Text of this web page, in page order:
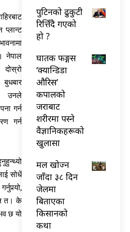
प्लान्ट
नेपाल
उनले
गर्न
गर्न
सोधें
त। के
छ यो
पुटिनको ढुकुटी
रित्तिँदै गएको
हो ?
घातक फङ्गस
‘क्यान्डिडा
औरिस’
कपालको
जराबाट
शरीरमा पस्ने
वैज्ञानिकहरूको
खुलासा
मल खोज्न
जाँदा ३८ दिन
जेलमा
बिताएका
किसानको
कथा